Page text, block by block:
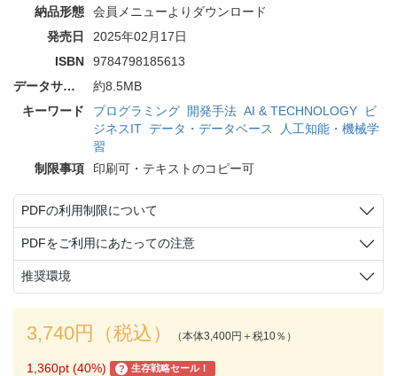
納品形態
会員メニューよりダウンロード
発売日
2025年02月17日
ISBN
9784798185613
データサイズ
約8.5MB
キーワード
プログラミング 開発手法 AI & TECHNOLOGY
ビ
ジネスIT データ・データベース
人工知能・機械学
習
制限事項
印刷可・テキストのコピー可
PDFの利用制限について
PDFをご利用にあたっての注意
推奨環境
3,740円（税込） （本体3,400円＋税10％）
1,360pt (40%) ? 生存戦略セール！